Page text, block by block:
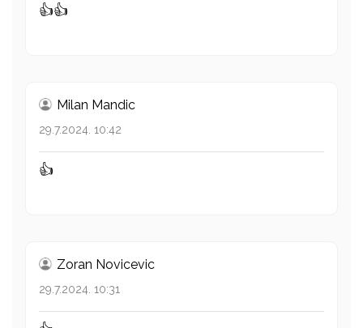
👍👍
Milan Mandic
29.7.2024. 10:42
👍
Zoran Novicevic
29.7.2024. 10:31